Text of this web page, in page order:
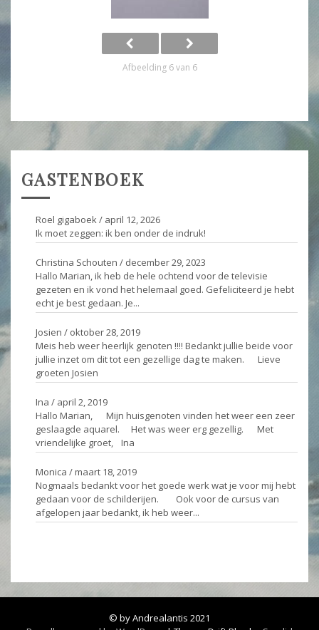
Afbeelding 6 van 6
GASTENBOEK
Roel gigaboek / april 12, 2026
Ik moet zeggen: ik ben onder de indruk!
Christina Schouten / december 29, 2023
Hallo Marian, ik heb de hele ochtend voor de televisie
gezeten en ik vond het helemaal goed. Gefeliciteerd je hebt
echt je best gedaan. Je...
Josien / oktober 28, 2019
Meis heb weer heerlijk genoten !!!! Bedankt jullie beide voor
jullie inzet om dit tot een gezellige dag te maken. Lieve
groeten Josien
Ina / april 2, 2019
Hallo Marian, Mijn huisgenoten vinden het weer een zeer
geslaagde aquarel. Het was weer erg gezellig. Met
vriendelijke groet, Ina
Monica /maart 18, 2019
Nogmaals bedankt voor het goede werk wat je voor mij hebt
gedaan voor de schilderijen. Ook voor de cursus van
afgelopen jaar bedankt, ik heb weer...
© by Andrealantis 2021